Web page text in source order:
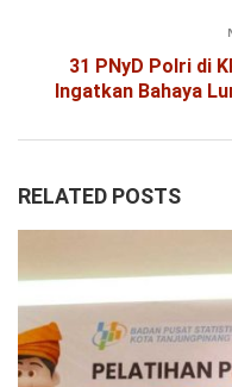
31 PNyD Polri di
Ingatkan Bahaya
RELATED POSTS